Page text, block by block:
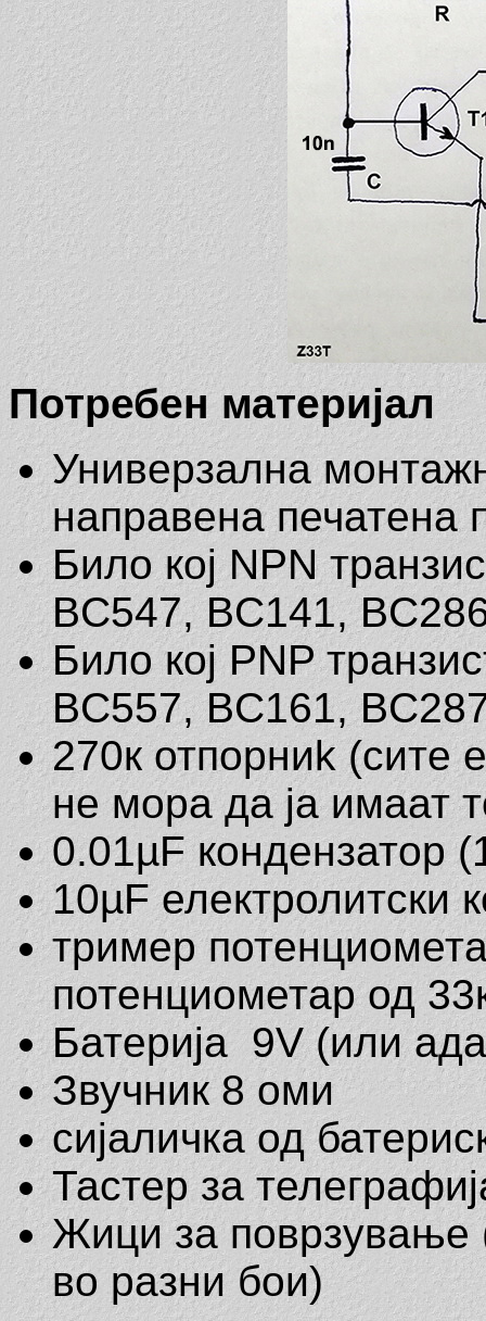
Потребен материјал
Универзална
направена печатена
Било кој NPN
BC547, BC141,
Било кој PNP
BC557, BC161,
270к отпорниk (сите
не мора да ја имаат
0.01µF кондензатор
10µF електролитски
тример
потенциометар од
Батерија 9V (или
Звучник 8 оми
сијаличка од
Тастер за
Жици за поврзување
во разни бои)